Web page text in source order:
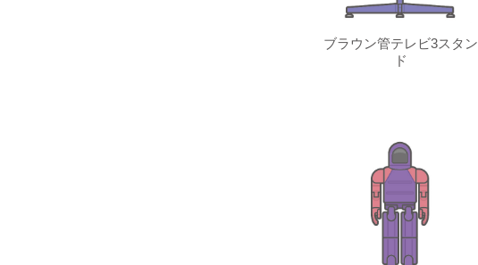
ブラウン管テレビ3スタン
ド